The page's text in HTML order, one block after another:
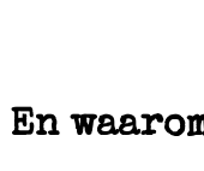
En